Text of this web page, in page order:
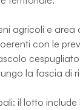
agricoli e
con le
la fascia di
il lotto